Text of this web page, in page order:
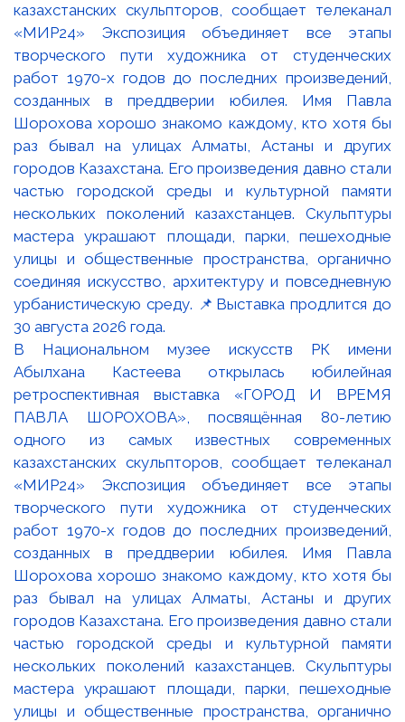
В Национальном музее искусств РК имени
Абылхана Кастеева открылась юбилейная
ретроспективная выставка «ГОРОД И ВРЕМЯ
ПАВЛА ШОРОХОВА», посвящённая 80-летию
одного из самых известных современных
казахстанских скульпторов, сообщает телеканал
«МИР24» Экспозиция объединяет все этапы
творческого пути художника от студенческих
работ 1970-х годов до последних произведений,
созданных в преддверии юбилея. Имя Павла
Шорохова хорошо знакомо каждому, кто хотя бы
раз бывал на улицах Алматы, Астаны и других
городов Казахстана. Его произведения давно стали
частью городской среды и культурной памяти
нескольких поколений казахстанцев. Скульптуры
мастера украшают площади, парки, пешеходные
улицы и общественные пространства, органично